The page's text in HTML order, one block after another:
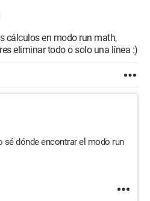
cálculos en modo run math,
eliminar todo o solo una línea :)
sé dónde encontrar el modo run